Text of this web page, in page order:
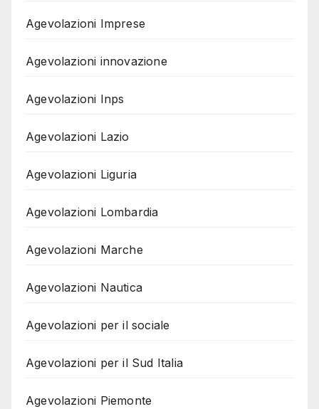
Agevolazioni Imprese
Agevolazioni innovazione
Agevolazioni Inps
Agevolazioni Lazio
Agevolazioni Liguria
Agevolazioni Lombardia
Agevolazioni Marche
Agevolazioni Nautica
Agevolazioni per il sociale
Agevolazioni per il Sud Italia
Agevolazioni Piemonte